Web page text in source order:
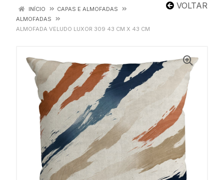
VOLTAR
INÍCIO
CAPAS E ALMOFADAS
ALMOFADAS
ALMOFADA VELUDO LUXOR 309 43 CM X 43 CM